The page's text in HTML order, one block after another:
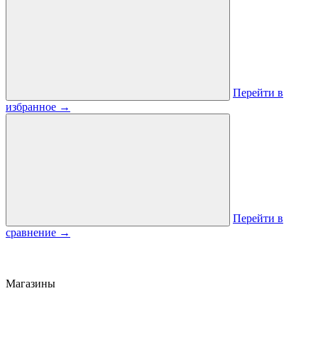
Перейти в
избранное →
Перейти в
сравнение →
Магазины